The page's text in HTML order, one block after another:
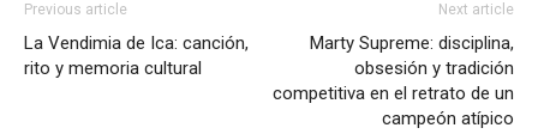
Previous article
La Vendimia de Ica: canción,
rito y memoria cultural
Next article
Marty Supreme: disciplina,
obsesión y tradición
competitiva en el retrato de un
campeón atípico